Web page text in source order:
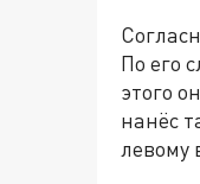
По его
этого
нанёс
левому